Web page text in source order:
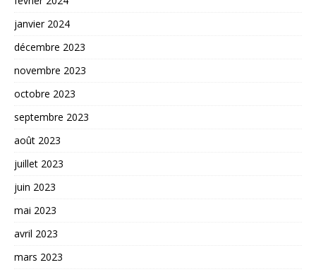
janvier 2024
décembre 2023
novembre 2023
octobre 2023
septembre 2023
août 2023
juillet 2023
juin 2023
mai 2023
avril 2023
mars 2023